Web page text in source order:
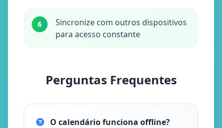
6
Sincronize com outros dispositivos
para acesso constante
Perguntas Frequentes
O calendário funciona offline?